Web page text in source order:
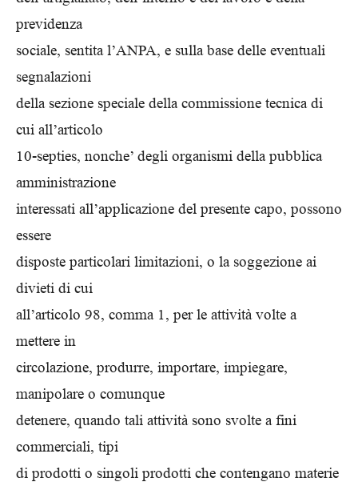
previdenza
sociale, sentita l’ANPA, e sulla base delle eventuali
segnalazioni
della sezione speciale della commissione tecnica di
cui all’articolo
10-septies, nonche’ degli organismi della pubblica
amministrazione
interessati all’applicazione del presente capo, possono
essere
disposte particolari limitazioni, o la soggezione ai
divieti di cui
all’articolo 98, comma 1, per le attività volte a
mettere in
circolazione, produrre, importare, impiegare,
manipolare o comunque
detenere, quando tali attività sono svolte a fini
commerciali, tipi
di prodotti o singoli prodotti che contengano materie